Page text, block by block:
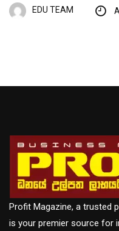
EDU TEAM
Profit Magazine, a trusted
is your premier source for